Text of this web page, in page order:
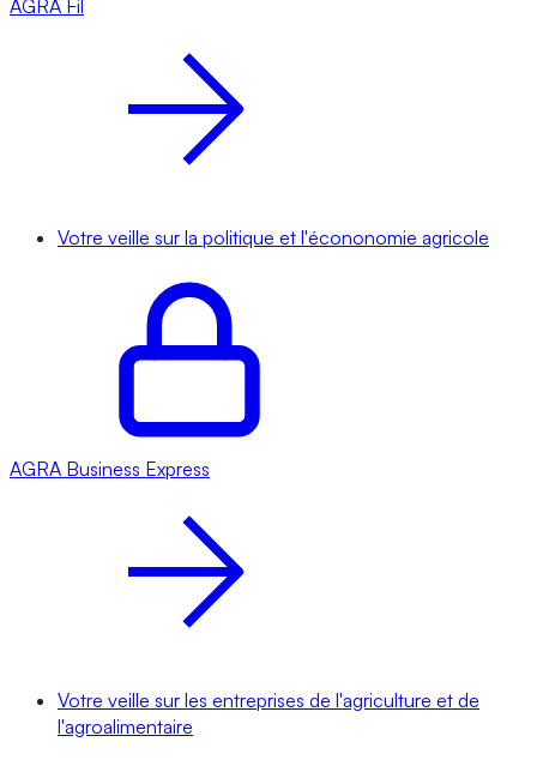
AGRA Fil
Votre veille sur la politique et l'écononomie agricole
AGRA Business Express
Votre veille sur les entreprises de l'agriculture et de
l'agroalimentaire